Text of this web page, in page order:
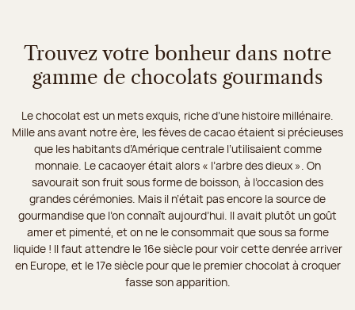
Trouvez votre bonheur dans notre
gamme de chocolats gourmands
Le chocolat est un mets exquis, riche d’une histoire millénaire.
Mille ans avant notre ère, les fèves de cacao étaient si précieuses
que les habitants d’Amérique centrale l’utilisaient comme
monnaie. Le cacaoyer était alors « l’arbre des dieux ». On
savourait son fruit sous forme de boisson, à l’occasion des
grandes cérémonies. Mais il n’était pas encore la source de
gourmandise que l’on connaît aujourd’hui. Il avait plutôt un goût
amer et pimenté, et on ne le consommait que sous sa forme
liquide ! Il faut attendre le 16e siècle pour voir cette denrée arriver
en Europe, et le 17e siècle pour que le premier chocolat à croquer
fasse son apparition.